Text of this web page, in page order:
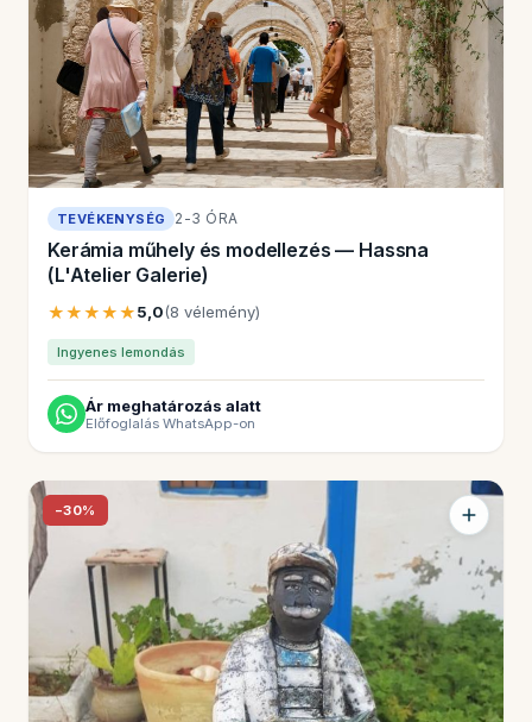
TEVÉKENYSÉG 2-3 ÓRA
Kerámia műhely és modellezés — Hassna
(L'Atelier Galerie)
★★★★★5,0(8 vélemény)
Ingyenes lemondás
Ár meghatározás alatt
Előfoglalás WhatsApp-on
−30%